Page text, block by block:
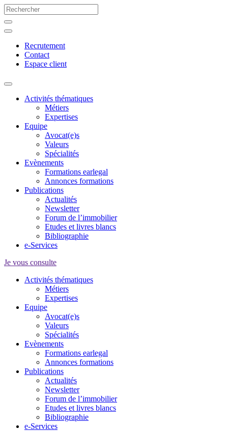
Recrutement
Contact
Espace client
Activités thématiques
Métiers
Expertises
Equipe
Avocat(e)s
Valeurs
Spécialités
Evènements
Formations earlegal
Annonces formations
Publications
Actualités
Newsletter
Forum de l’immobilier
Etudes et livres blancs
Bibliographie
e-Services
Je vous consulte
Activités thématiques
Métiers
Expertises
Equipe
Avocat(e)s
Valeurs
Spécialités
Evènements
Formations earlegal
Annonces formations
Publications
Actualités
Newsletter
Forum de l’immobilier
Etudes et livres blancs
Bibliographie
e-Services